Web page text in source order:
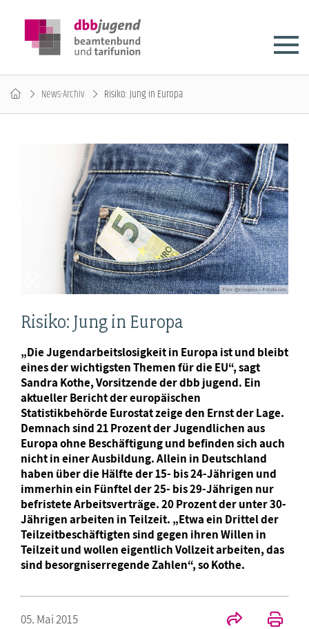
News-Archiv Risiko: Jung in Europa
Risiko: Jung in Europa
„Die Jugendarbeitslosigkeit in Europa ist und bleibt
eines der wichtigsten Themen für die EU“, sagt
Sandra Kothe, Vorsitzende der dbb jugend. Ein
aktueller Bericht der europäischen
Statistikbehörde Eurostat zeige den Ernst der Lage.
Demnach sind 21 Prozent der Jugendlichen aus
Europa ohne Beschäftigung und befinden sich auch
nicht in einer Ausbildung. Allein in Deutschland
haben über die Hälfte der 15- bis 24-Jährigen und
immerhin ein Fünftel der 25- bis 29-Jährigen nur
befristete Arbeitsverträge. 20 Prozent der unter 30-
Jährigen arbeiten in Teilzeit. „Etwa ein Drittel der
Teilzeitbeschäftigten sind gegen ihren Willen in
Teilzeit und wollen eigentlich Vollzeit arbeiten, das
sind besorgniserregende Zahlen“, so Kothe.
05. Mai 2015